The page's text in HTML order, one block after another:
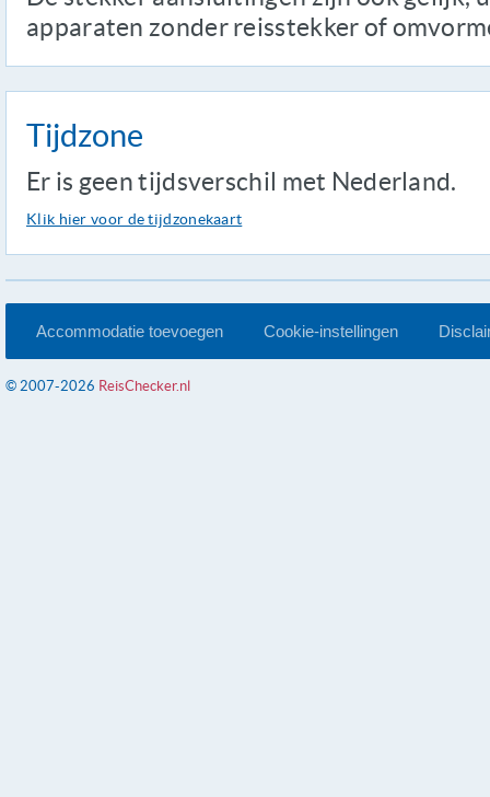
apparaten zonder reisstekker of
Tijdzone
Er is geen tijdsverschil met Nederland.
Klik hier voor de tijdzonekaart
Accommodatie toevoegen Cookie-instellingen
© 2007-2026 ReisChecker.nl